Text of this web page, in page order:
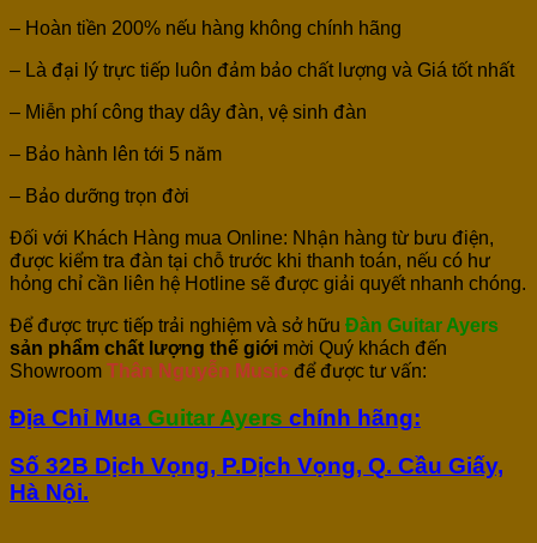
– Hoàn tiền 200% nếu hàng không chính hãng
– Là đại lý trực tiếp luôn đảm bảo chất lượng và Giá tốt nhất
– Miễn phí công thay dây đàn, vệ sinh đàn
– Bảo hành lên tới 5 năm
– Bảo dưỡng trọn đời
Đối với Khách Hàng mua Online: Nhận hàng từ bưu điện,
được kiểm tra đàn tại chỗ trước khi thanh toán, nếu có hư
hỏng chỉ cần liên hệ Hotline sẽ được giải quyết nhanh chóng.
Để được trực tiếp trải nghiệm và sở hữu Đàn Guitar Ayers
sản phẩm chất lượng thế giới mời Quý khách đến
Showroom Thân Nguyễn Music để được tư vấn:
Địa Chỉ Mua Guitar Ayers chính hãng:
Số 32B Dịch Vọng, P.Dịch Vọng, Q. Cầu Giấy,
Hà Nội.